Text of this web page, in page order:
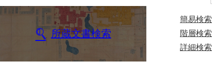
所蔵文書検索
簡易検索
階層検索
詳細検索